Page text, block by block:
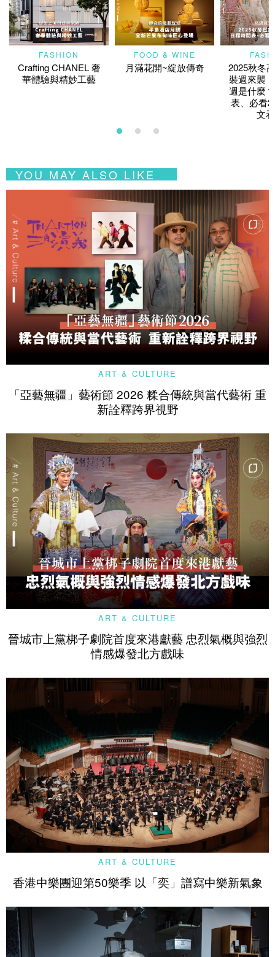
FASHION
Crafting CHANEL 奢
華體驗與精妙工藝
FOOD & WINE
月滿花開~綻放傳奇
2025秋冬
裝週來襲
週是什麼
表、必看
文
YOU MAY ALSO LIKE
ART & CULTURE
「亞藝無疆」藝術節 2026 糅合傳統與當代藝術 重
新詮釋跨界視野
ART & CULTURE
晉城市上黨梆子劇院首度來港獻藝 忠烈氣概與強烈
情感爆發北方戲味
ART & CULTURE
香港中樂團迎第50樂季 以「奕」譜寫中樂新氣象